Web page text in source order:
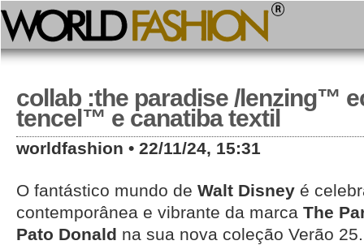
collab :the paradise /lenzing™️
tencel™️ e canatiba textil
worldfashion • 22/11/24, 15:31
O fantástico mundo de Walt Disney é
contemporânea e vibrante da marca The
Pato Donald na sua nova coleção Verão